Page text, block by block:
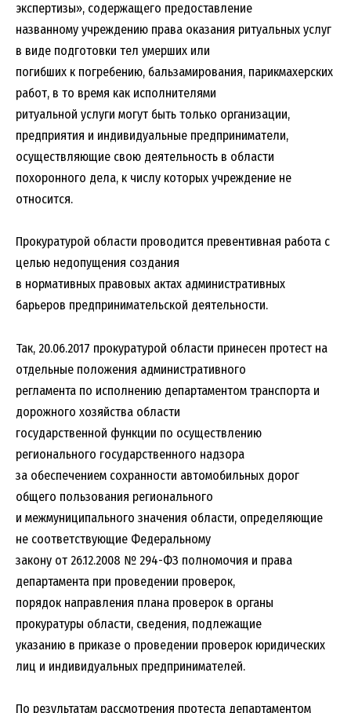
экспертизы», содержащего предоставление
названному учреждению права оказания ритуальных услуг
в виде подготовки тел умерших или
погибших к погребению, бальзамирования, парикмахерских
работ, в то время как исполнителями
ритуальной услуги могут быть только организации,
предприятия и индивидуальные предприниматели,
осуществляющие свою деятельность в области
похоронного дела, к числу которых учреждение не
относится.
Прокуратурой области проводится превентивная работа с
целью недопущения создания
в нормативных правовых актах административных
барьеров предпринимательской деятельности.
Так, 20.06.2017 прокуратурой области принесен протест на
отдельные положения административного
регламента по исполнению департаментом транспорта и
дорожного хозяйства области
государственной функции по осуществлению
регионального государственного надзора
за обеспечением сохранности автомобильных дорог
общего пользования регионального
и межмуниципального значения области, определяющие
не соответствующие Федеральному
закону от 26.12.2008 № 294-ФЗ полномочия и права
департамента при проведении проверок,
порядок направления плана проверок в органы
прокуратуры области, сведения, подлежащие
указанию в приказе о проведении проверок юридических
лиц и индивидуальных предпринимателей.
По результатам рассмотрения протеста департаментом